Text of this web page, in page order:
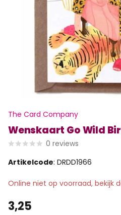
The Card Company
Wenskaart Go Wild
0 reviews
Artikelcode: DRDD1966
Online niet op voorraad, bekijk
3,25